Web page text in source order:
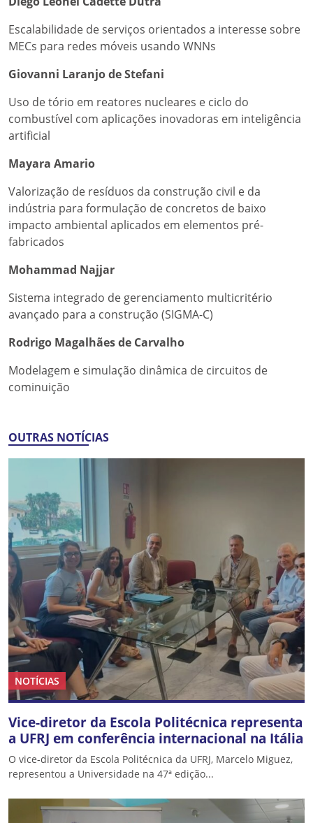
Escalabilidade de serviços orientados a interesse sobre
MECs para redes móveis usando WNNs
Giovanni Laranjo de Stefani
Uso de tório em reatores nucleares e ciclo do
combustível com aplicações inovadoras em inteligência
artificial
Mayara Amario
Valorização de resíduos da construção civil e da
indústria para formulação de concretos de baixo
impacto ambiental aplicados em elementos pré-
fabricados
Mohammad Najjar
Sistema integrado de gerenciamento multicritério
avançado para a construção (SIGMA-C)
Rodrigo Magalhães de Carvalho
Modelagem e simulação dinâmica de circuitos de
cominuição
OUTRAS NOTÍCIAS
NOTÍCIAS
Vice-diretor da Escola Politécnica representa
a UFRJ em conferência internacional na Itália
O vice-diretor da Escola Politécnica da UFRJ, Marcelo Miguez,
representou a Universidade na 47ª edição...